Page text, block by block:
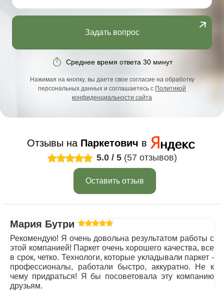
Задать вопрос
Среднее время ответа 30 минут
Нажимая на кнопку, вы даете свое согласие на обработку
персональных данных и соглашаетесь с Политикой
конфиденциальности сайта
Отзывы на Паркетович в
5.0 / 5 (57 отзывов)
Оставить отзыв
Мария Бутрим
Рекомендую! Я очень довольна результатом работы с
этой компанией! Паркет очень хорошего качества, все
в срок, четко. Технологи, которые укладывали паркет -
профессионалы, работали быстро, аккуратно. Не к
чему придраться! Я бы посоветовала эту компанию
друзьям.